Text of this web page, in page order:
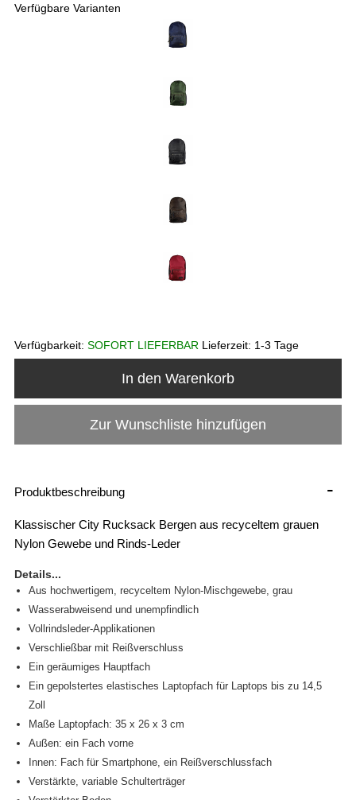
Verfügbare Varianten
Verfügbarkeit: SOFORT LIEFERBAR Lieferzeit: 1-3 Tage
In den Warenkorb
Zur Wunschliste hinzufügen
Produktbeschreibung -
Klassischer City Rucksack Bergen aus recyceltem grauen
Nylon Gewebe und Rinds-Leder
Details...
Aus hochwertigem, recyceltem Nylon-Mischgewebe, grau
Wasserabweisend und unempfindlich
Vollrindsleder-Applikationen
Verschließbar mit Reißverschluss
Ein geräumiges Hauptfach
Ein gepolstertes elastisches Laptopfach für Laptops bis zu 14,5
Zoll
Maße Laptopfach: 35 x 26 x 3 cm
Außen: ein Fach vorne
Innen: Fach für Smartphone, ein Reißverschlussfach
Verstärkte, variable Schulterträger